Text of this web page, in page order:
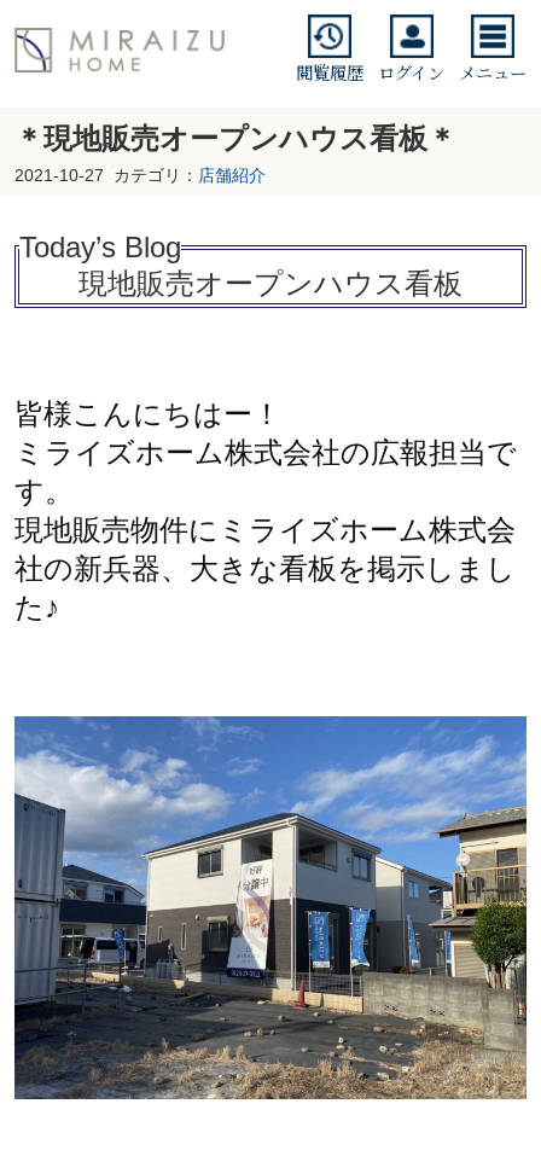
閲覧履歴 ログイン メニュー
＊現地販売オープンハウス看板＊
2021-10-27 カテゴリ： 店舗紹介
Today’s Blog
現地販売オープンハウス看板
皆様こんにちはー！
ミライズホーム株式会社の広報担当で
す。
現地販売物件にミライズホーム株式会
社の新兵器、大きな看板を掲示しまし
た♪